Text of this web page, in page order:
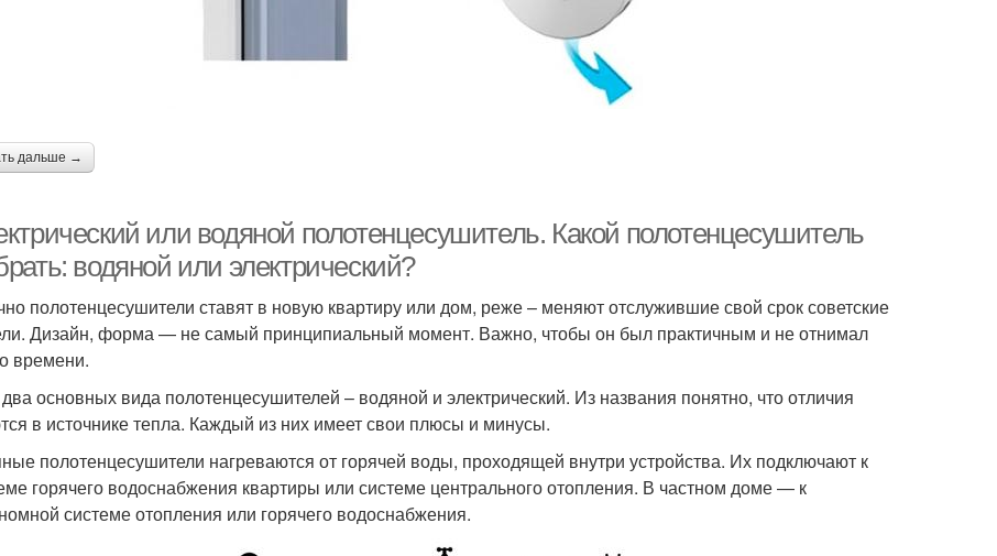
дальше →
или водяной полотенцесушитель. Какой полотенцесушитель
водяной или электрический?
полотенцесушители ставят в новую квартиру или дом, реже – меняют отслужившие свой срок советские
Дизайн, форма — не самый принципиальный момент. Важно, чтобы он был практичным и не отнимал
времени.
основных вида полотенцесушителей – водяной и электрический. Из названия понятно, что отличия
в источнике тепла. Каждый из них имеет свои плюсы и минусы.
полотенцесушители нагреваются от горячей воды, проходящей внутри устройства. Их подключают к
горячего водоснабжения квартиры или системе центрального отопления. В частном доме — к
системе отопления или горячего водоснабжения.